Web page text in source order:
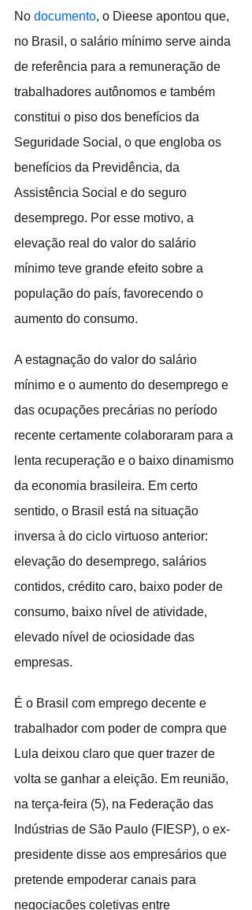
No documento, o Dieese apontou que,
no Brasil, o salário mínimo serve ainda
de referência para a remuneração de
trabalhadores autônomos e também
constitui o piso dos benefícios da
Seguridade Social, o que engloba os
benefícios da Previdência, da
Assistência Social e do seguro
desemprego. Por esse motivo, a
elevação real do valor do salário
mínimo teve grande efeito sobre a
população do país, favorecendo o
aumento do consumo.
A estagnação do valor do salário
mínimo e o aumento do desemprego e
das ocupações precárias no período
recente certamente colaboraram para a
lenta recuperação e o baixo dinamismo
da economia brasileira. Em certo
sentido, o Brasil está na situação
inversa à do ciclo virtuoso anterior:
elevação do desemprego, salários
contidos, crédito caro, baixo poder de
consumo, baixo nível de atividade,
elevado nível de ociosidade das
empresas.
É o Brasil com emprego decente e
trabalhador com poder de compra que
Lula deixou claro que quer trazer de
volta se ganhar a eleição. Em reunião,
na terça-feira (5), na Federação das
Indústrias de São Paulo (FIESP), o ex-
presidente disse aos empresários que
pretende empoderar canais para
negociações coletivas entre